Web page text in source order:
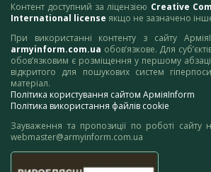
Контент доступний за ліцензією Creative
International license якщо не зазначено
При використанні контенту з сайту
armyinform.com.ua обов’язкове. Для
обов’язковим є розміщення у першому
відкритого для пошукових систем
матеріал.
Політика користування сайтом АрміяInform
Політика використання файлів cookie
Зауваження та пропозиції по роботі сайту
webmaster@armyinform.com.ua